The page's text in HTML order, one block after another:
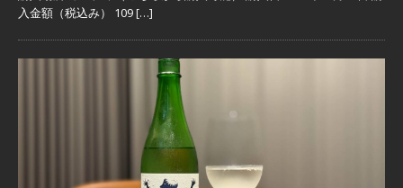
入金額（税込み） 109[…]